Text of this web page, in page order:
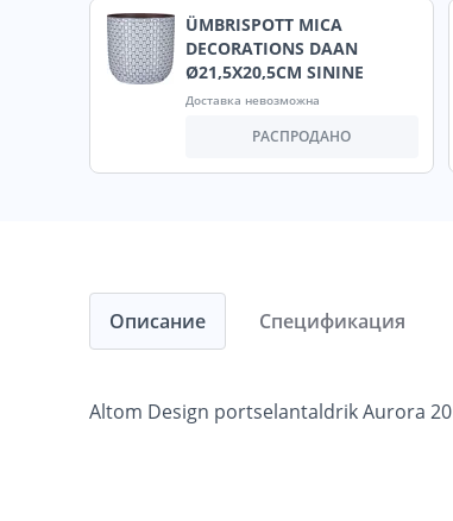
ÜMBRISPOTT MICA
DECORATIONS DAAN
Ø21,5X20,5CM SININE
Доставка невозможна
РАСПРОДАНО
Описание
Altom Design portselantaldrik Aurora
Спецификация